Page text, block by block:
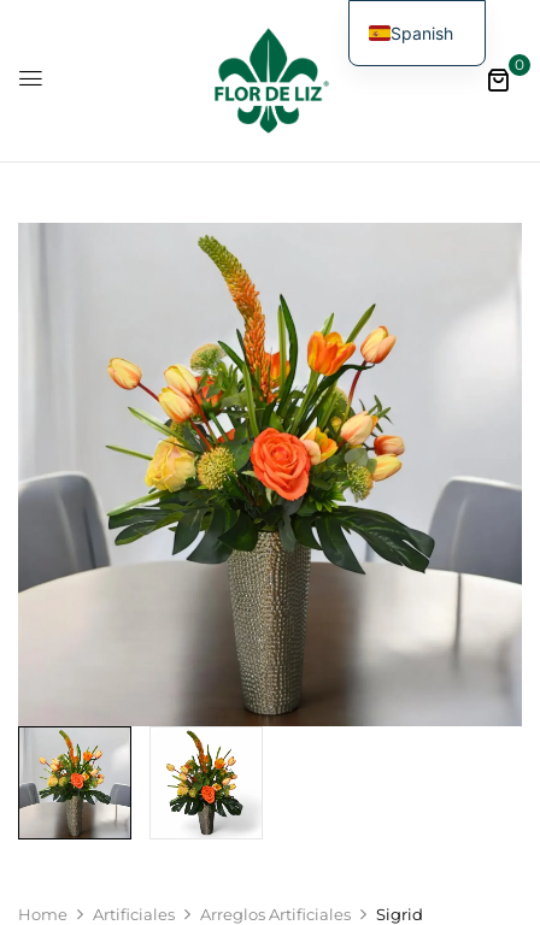
0
Home Artificiales Arreglos Artificiales Sigrid
Spanish